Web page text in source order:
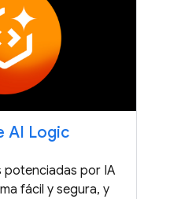
AI Logic
potenciadas por IA
fácil y segura, y